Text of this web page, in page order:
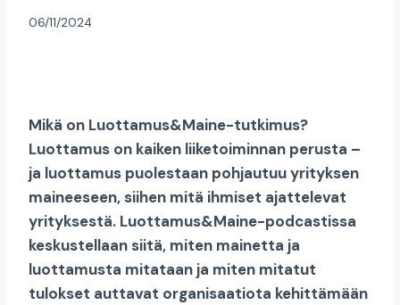
06/11/2024
Mikä on Luottamus&Maine-tutkimus?
Luottamus on kaiken liiketoiminnan perusta –
ja luottamus puolestaan pohjautuu yrityksen
maineeseen, siihen mitä ihmiset ajattelevat
yrityksestä. Luottamus&Maine-podcastissa
keskustellaan siitä, miten mainetta ja
luottamusta mitataan ja miten mitatut
tulokset auttavat organisaatiota kehittämään